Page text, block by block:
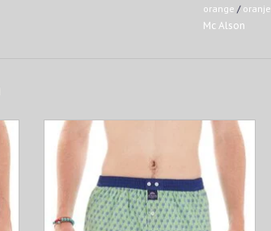
orange / oranje
Mc Alson
Blauwe cactusprint op een groene
achtergrond. De tailleband is blauw.
TOEVOEGEN AAN WINKELWAGEN